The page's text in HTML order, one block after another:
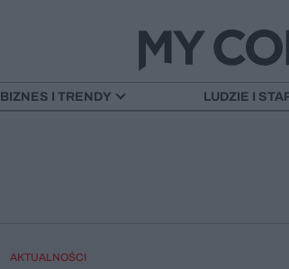
BIZNES I TRENDY LUDZIE I
AKTUALNOŚCI